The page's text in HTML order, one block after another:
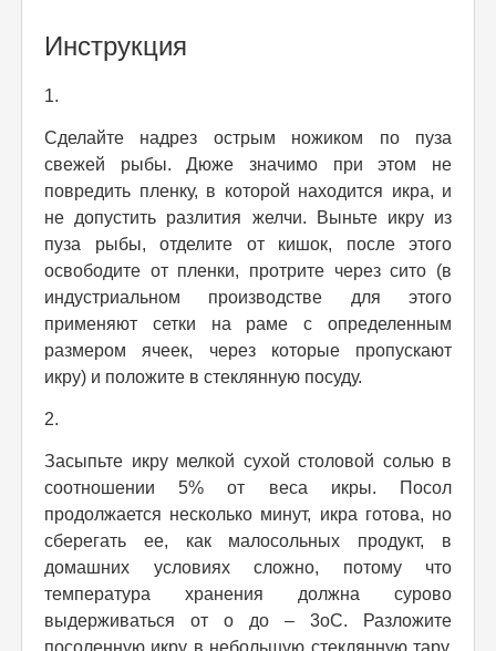
Инструкция
1.
Сделайте надрез острым ножиком по пуза
свежей рыбы. Дюже значимо при этом не
повредить пленку, в которой находится икра, и
не допустить разлития желчи. Выньте икру из
пуза рыбы, отделите от кишок, после этого
освободите от пленки, протрите через сито (в
индустриальном производстве для этого
применяют сетки на раме с определенным
размером ячеек, через которые пропускают
икру) и положите в стеклянную посуду.
2.
Засыпьте икру мелкой сухой столовой солью в
соотношении 5% от веса икры. Посол
продолжается несколько минут, икра готова, но
сберегать ее, как малосольных продукт, в
домашних условиях сложно, потому что
температура хранения должна сурово
выдерживаться от о до – 3оС. Разложите